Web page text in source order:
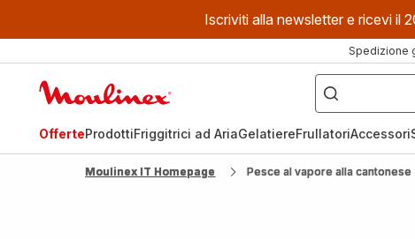
Iscriviti alla newsletter e ricevi il
Spedizione
Cosa
stai
cercando?
OfferteProdottiFriggitrici ad AriaGelatiereFrullatoriAccessori
Moulinex IT Homepage Pesce al vapore alla cantonese